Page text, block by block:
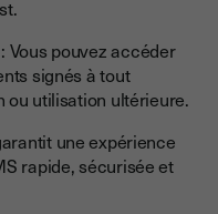
Vous pouvez accéder
signés à tout
utilisation ultérieure.
une expérience
rapide, sécurisée et